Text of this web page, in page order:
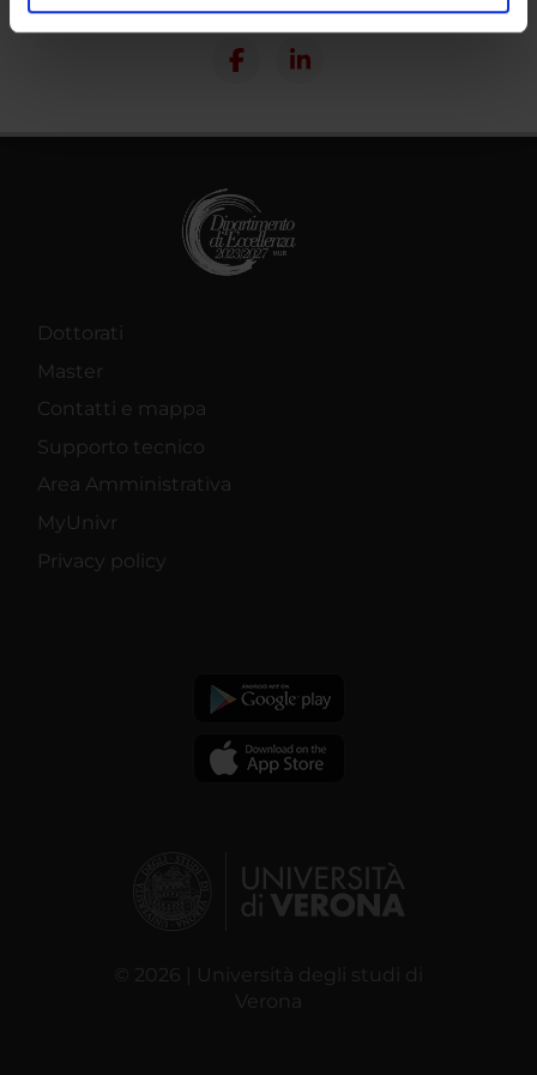
analizzare il nostro traffico. Condividiamo inoltre
nostri partner che si occupano di analisi dei dati web,
Dottorati
Master
Contatti e mappa
Supporto tecnico
Area Amministrativa
MyUnivr
Privacy policy
© 2026 | Università degli studi di
Verona